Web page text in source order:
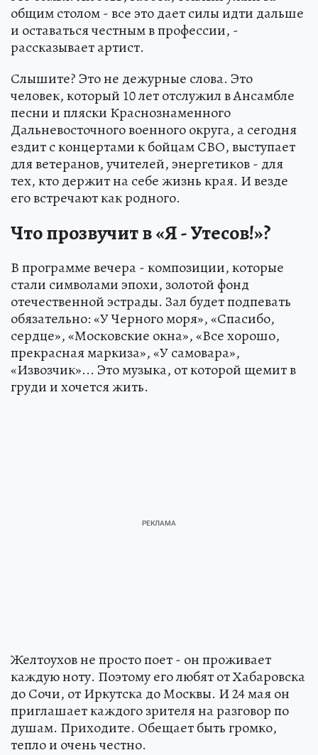
общим столом - все это дает силы идти дальше
и оставаться честным в профессии, -
рассказывает артист.
Слышите? Это не дежурные слова. Это
человек, который 10 лет отслужил в Ансамбле
песни и пляски Краснознаменного
Дальневосточного военного округа, а сегодня
ездит с концертами к бойцам СВО, выступает
для ветеранов, учителей, энергетиков - для
тех, кто держит на себе жизнь края. И везде
его встречают как родного.
Что прозвучит в «Я - Утесов!»?
В программе вечера - композиции, которые
стали символами эпохи, золотой фонд
отечественной эстрады. Зал будет подпевать
обязательно: «У Черного моря», «Спасибо,
сердце», «Московские окна», «Все хорошо,
прекрасная маркиза», «У самовара»,
«Извозчик»... Это музыка, от которой щемит в
груди и хочется жить.
Желтоухов не просто поет - он проживает
каждую ноту. Поэтому его любят от Хабаровска
до Сочи, от Иркутска до Москвы. И 24 мая он
приглашает каждого зрителя на разговор по
душам. Приходите. Обещает быть громко,
тепло и очень честно.